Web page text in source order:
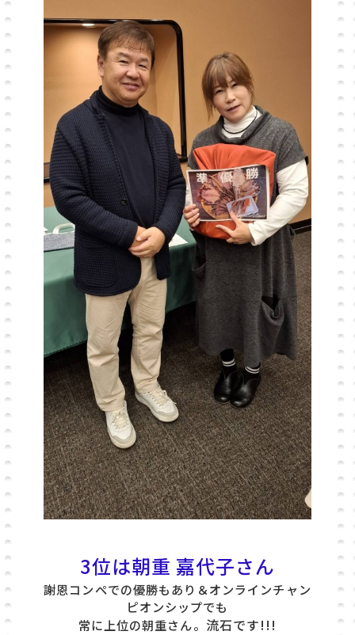
3位は朝重 嘉代子さん
謝恩コンペでの優勝もあり＆オンラインチャン
ピオンシップでも
常に上位の朝重さん。 流石です!!!